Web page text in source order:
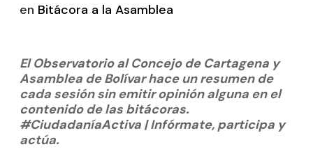
en Bitácora a la Asamblea
El Observatorio al Concejo de Cartagena y
Asamblea de Bolívar hace un resumen de
cada sesión sin emitir opinión alguna en el
contenido de las bitácoras.
#CiudadaníaActiva | Infórmate, participa y
actúa.